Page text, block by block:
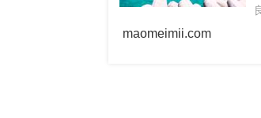
maomeimii.com